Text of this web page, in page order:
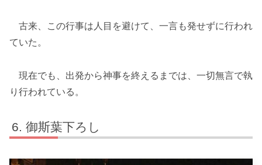
古来、この行事は人目を避けて、一言も発せずに行われ
ていた。
現在でも、出発から神事を終えるまでは、一切無言で執
り行われている。
御斯葉下ろし